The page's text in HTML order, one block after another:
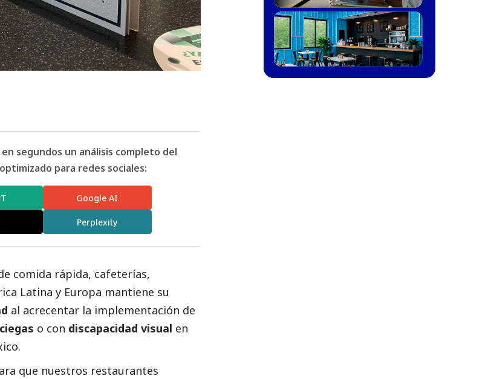
segundos un análisis completo del
para redes sociales:
Google AI
Perplexity
comida rápida, cafeterías,
Latina y Europa mantiene su
al acrecentar la implementación de
ciegas o con discapacidad visual en
que nuestros restaurantes